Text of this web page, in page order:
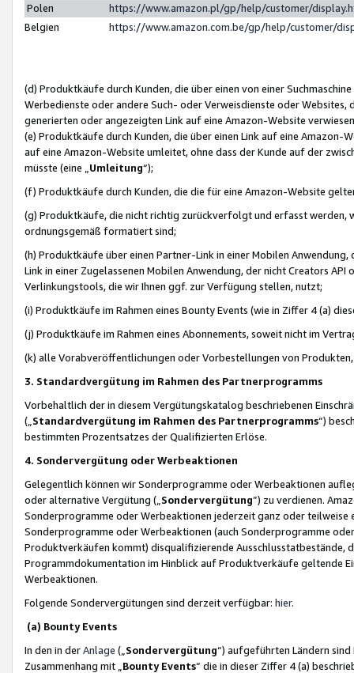
Polen
https://www.amazon.pl/gp/help/customer/
Belgien
https://www.amazon.com.be/gp/help/customer/
(d) Produktkäufe durch Kunden, die über einen von einer
Werbedienste oder andere Such- oder Verweisdienste oder Websites,
generierten oder angezeigten Link auf eine Amazon-Website
(e) Produktkäufe durch Kunden, die über einen Link auf eine
auf eine Amazon-Website umleitet, ohne dass der Kunde auf der
müsste (eine „ Umleitung“);
(f) Produktkäufe durch Kunden, die die für eine Amazon-Website
(g) Produktkäufe, die nicht richtig zurückverfolgt und erfasst werden,
ordnungsgemäß formatiert sind;
(h) Produktkäufe über einen Partner-Link in einer Mobilen
Link in einer Zugelassenen Mobilen Anwendung, der nicht Creators
Verlinkungstools, die wir Ihnen ggf. zur Verfügung stellen, nutzt;
(i) Produktkäufe im Rahmen eines Bounty Events (wie in Ziffer 4 (a)
(j) Produktkäufe im Rahmen eines Abonnements, soweit nicht im
(k) alle Vorabveröffentlichungen oder Vorbestellungen von
3. Standardvergütung im Rahmen des Partnerprogramms
Vorbehaltlich der in diesem Vergütungskatalog beschriebenen
(„ Standardvergütung im Rahmen des Partnerprogramms“)
bestimmten Prozentsatzes der Qualifizierten Erlöse.
4. Sondervergütung oder Werbeaktionen
Gelegentlich können wir Sonderprogramme oder Werbeaktionen
oder alternative Vergütung („ Sondervergütung”) zu verdienen.
Sonderprogramme oder Werbeaktionen jederzeit ganz oder
Sonderprogramme oder Werbeaktionen (auch Sonderprogramme
Produktverkäufen kommt) disqualifizierende Ausschlusstatbestände,
Programmdokumentation im Hinblick auf Produktverkäufe geltende
Werbeaktionen.
Folgende Sondervergütungen sind derzeit verfügbar: hier.
(a) Bounty Events
In den in derAnlage („ Sondervergütung“) aufgeführten Ländern
Zusammenhang mit „ Bounty Events“ die in dieser Ziffer 4 (a)